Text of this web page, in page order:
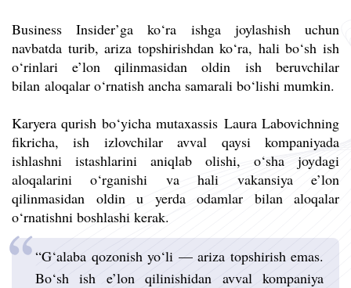
Business Insider’gako‘ra ishga joylashish uchun
navbatda turib, ariza topshirishdan ko‘ra, hali bo‘sh ish
o‘rinlari e’lon qilinmasidan oldin ish beruvchilar
bilan aloqalar o‘rnatish ancha samarali bo‘lishi mumkin.
Karyera qurish bo‘yicha mutaxassis Laura Labovichning
fikricha, ish izlovchilar avval qaysi kompaniyada
ishlashni istashlarini aniqlab olishi, o‘sha joydagi
aloqalarini o‘rganishi va hali vakansiya e’lon
qilinmasidan oldin u yerda odamlar bilan aloqalar
o‘rnatishni boshlashi kerak.
“G‘alaba qozonish yo‘li — ariza topshirish emas.
Bo‘sh ish e’lon qilinishidan avval kompaniya